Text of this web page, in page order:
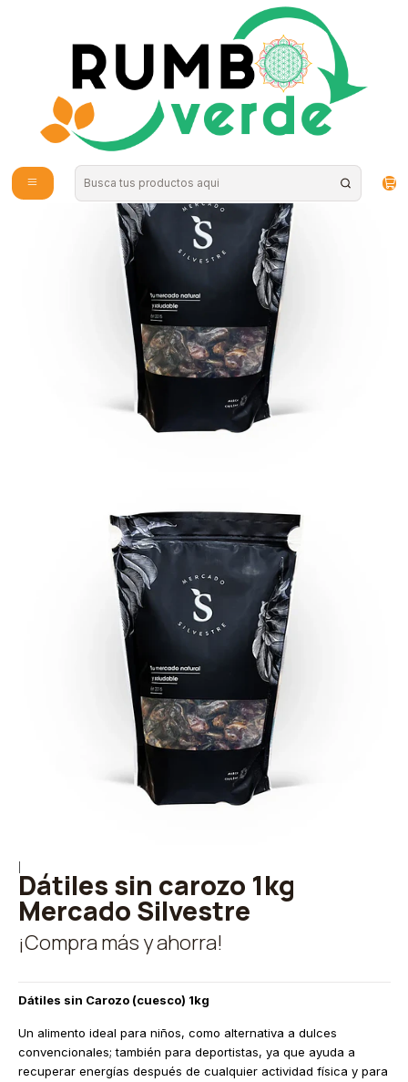
Envío gratis por compras sobre los 59.990 en la provincia de Santiago
Endulzantes Naturales
Dátiles sin carozo 1kg
Mercado Silvestre
¡Compra más y ahorra!
Dátiles sin Carozo (cuesco) 1kg
Un alimento ideal para niños, como alternativa a dulces
convencionales; también para deportistas, ya que ayuda a
recuperar energías después de cualquier actividad física y para